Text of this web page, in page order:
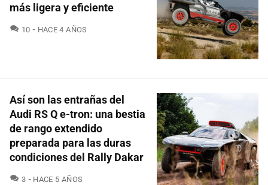
más ligera y eficiente
10 COMENTARIOS
HACE 4 AÑOS
Así son las entrañas del
Audi RS Q e-tron: una bestia
de rango extendido
preparada para las duras
condiciones del Rally Dakar
3 COMENTARIOS
HACE 5 AÑOS